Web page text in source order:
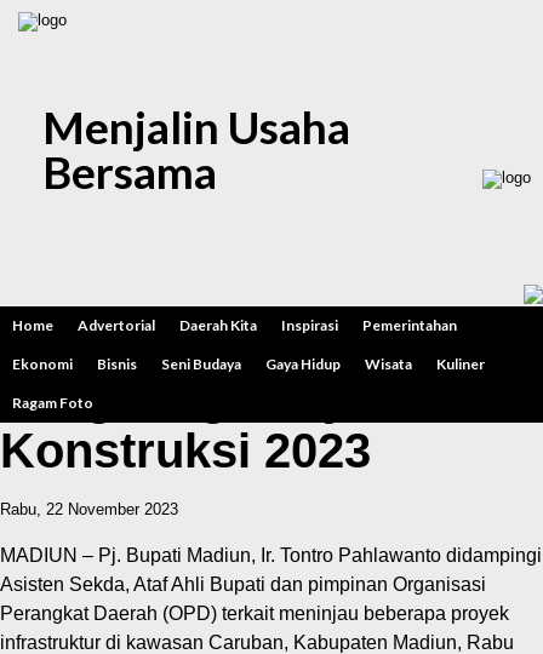
Menjalin Usaha
Bersama
Home Advertorial Daerah Kita Inspirasi Pemerintahan
Ekonomi Bisnis Seni Budaya Gaya Hidup Wisata Kuliner
Ragam Foto
Jelang Akhir Tahun, Pj.
Bupati Madiun Pantau
Langsung Proyek
Konstruksi 2023
Rabu, 22 November 2023
MADIUN – Pj. Bupati Madiun, Ir. Tontro Pahlawanto didampingi
Asisten Sekda, Ataf Ahli Bupati dan pimpinan Organisasi
Perangkat Daerah (OPD) terkait meninjau beberapa proyek
infrastruktur di kawasan Caruban, Kabupaten Madiun, Rabu